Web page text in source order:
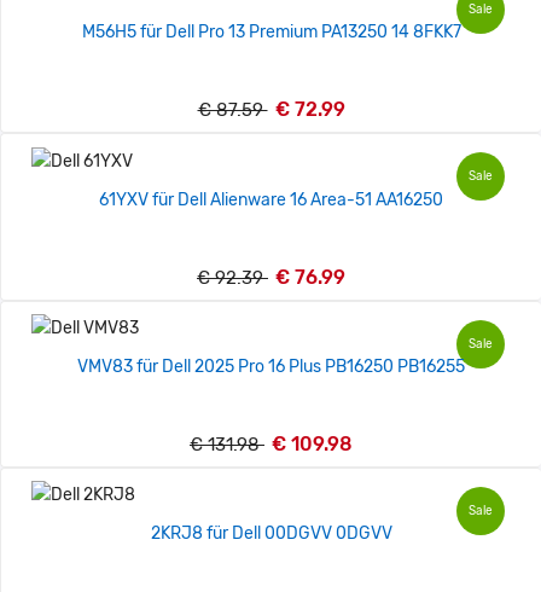
Sale
M56H5 für Dell Pro 13 Premium PA13250 14 8FKK7
€ 87.59 € 72.99
Sale
61YXV für Dell Alienware 16 Area-51 AA16250
€ 92.39 € 76.99
Sale
VMV83 für Dell 2025 Pro 16 Plus PB16250 PB16255
€ 131.98 € 109.98
Sale
2KRJ8 für Dell 00DGVV 0DGVV